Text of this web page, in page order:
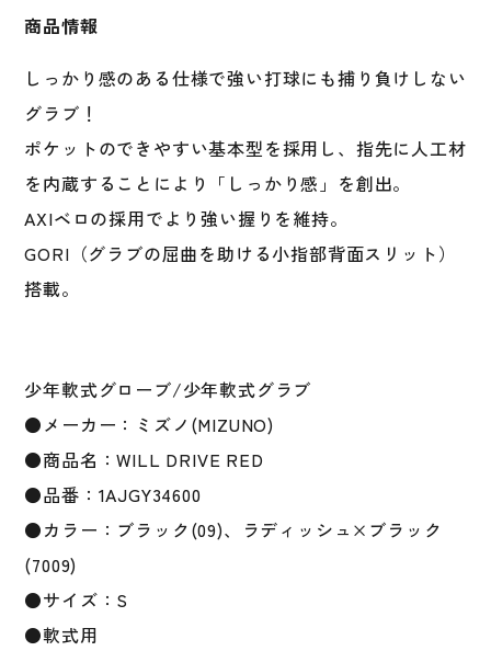
ル
ウ
ン
ド
用
1AJGY34600
ジ
ュ
ニ
ア
ラ
ウ
ン
用
サ
イ
ズ
S
個
商品情報
しっかり感のある仕様で強い打球にも捕り負けしない
グラブ！
ポケットのできやすい基本型を採用し、指先に人工材
を内蔵することにより「しっかり感」を創出。
AXIベロの採用でより強い握りを維持。
GORI（グラブの屈曲を助ける小指部背面スリット）
搭載。
少年軟式グローブ/少年軟式グラブ
●メーカー：ミズノ(MIZUNO)
●商品名：WILL DRIVE RED
●品番：1AJGY34600
●カラー：ブラック(09)、ラディッシュ×ブラック
(7009)
●サイズ：S
●軟式用